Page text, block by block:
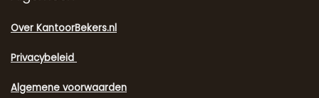
Over KantoorBekers.nl
Privacybeleid
Algemene voorwaarden